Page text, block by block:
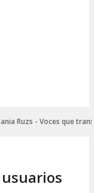
Ruzs - Voces que